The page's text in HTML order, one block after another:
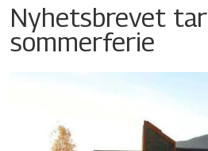
Nyhetsbrevet tar
sommerferie